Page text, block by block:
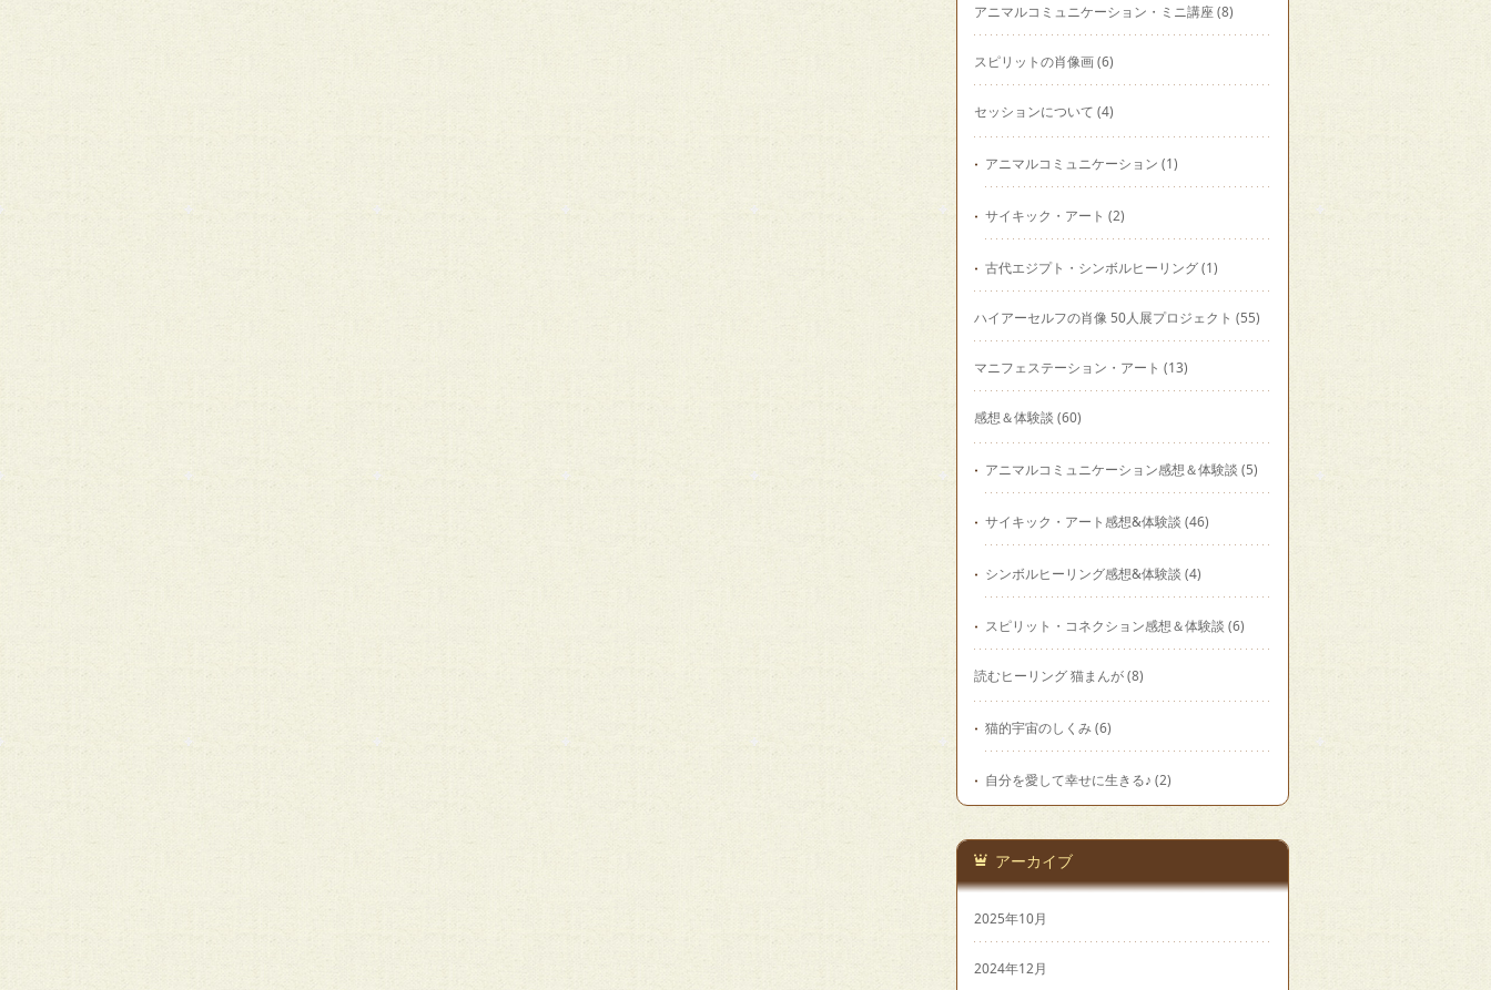
アニマルコミュニケーション・ミニ講座(8)
スピリットの肖像画(6)
セッションについて (4)
アニマルコミュニケーション (1)
サイキック・アート (2)
古代エジプト・シンボルヒーリング(1)
ハイアーセルフの肖像 50人展プロジェクト (55)
マニフェステーション・アート (13)
感想＆体験談 (60)
アニマルコミュニケーション感想＆体験談 (5)
サイキック・アート感想&体験談 (46)
シンボルヒーリング感想&体験談 (4)
スピリット・コネクション感想＆体験談 (6)
読むヒーリング 猫まんが(8)
猫的宇宙のしくみ(6)
自分を愛して幸せに生きる♪ (2)
アーカイブ
2025年10月
2024年12月